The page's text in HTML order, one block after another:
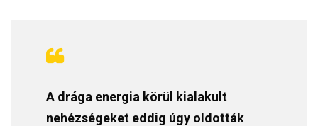
A drága energia körül kialakult
nehézségeket eddig úgy oldották